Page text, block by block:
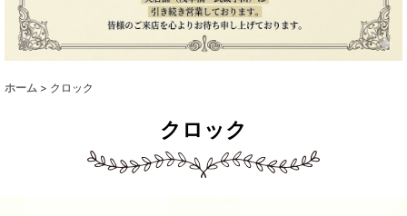
ホーム > クロック
クロック